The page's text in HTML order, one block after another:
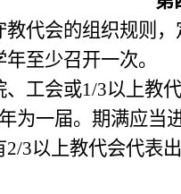
代会的组织规则，
至少召开一次。
、工会或1/3以上教
年为一届。期满应当
2/3以上教代会代表